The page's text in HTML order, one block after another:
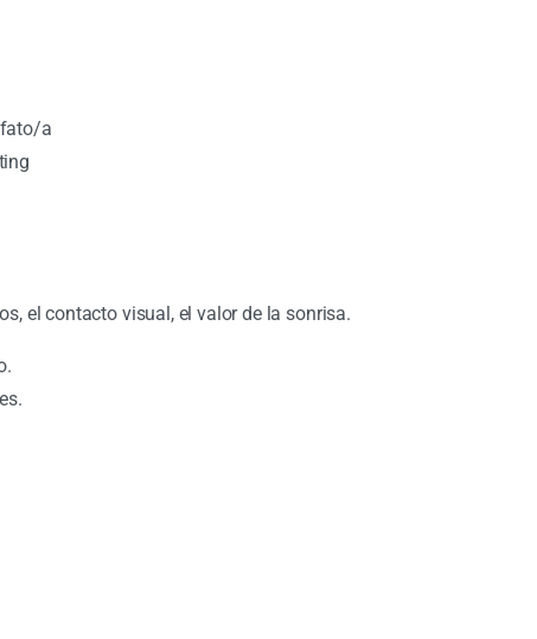
a
el contacto visual, el valor de la sonrisa.